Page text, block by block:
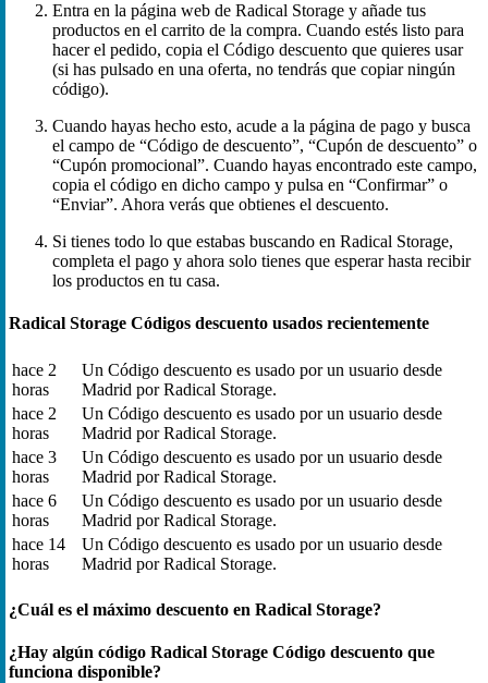
Entra en la página web de Radical Storage y añade tus
productos en el carrito de la compra. Cuando estés listo para
hacer el pedido, copia el Código descuento que quieres usar
(si has pulsado en una oferta, no tendrás que copiar ningún
código).
Cuando hayas hecho esto, acude a la página de pago y busca
el campo de “Código de descuento”, “Cupón de descuento” o
“Cupón promocional”. Cuando hayas encontrado este campo,
copia el código en dicho campo y pulsa en “Confirmar” o
“Enviar”. Ahora verás que obtienes el descuento.
Si tienes todo lo que estabas buscando en Radical Storage,
completa el pago y ahora solo tienes que esperar hasta recibir
los productos en tu casa.
Radical Storage Códigos descuento usados recientemente
hace 2
horas
Un Código descuento es usado por un usuario desde
Madrid por Radical Storage.
hace 2
horas
Un Código descuento es usado por un usuario desde
Madrid por Radical Storage.
hace 3
horas
Un Código descuento es usado por un usuario desde
Madrid por Radical Storage.
hace 6
horas
Un Código descuento es usado por un usuario desde
Madrid por Radical Storage.
hace 14
horas
Un Código descuento es usado por un usuario desde
Madrid por Radical Storage.
¿Cuál es el máximo descuento en Radical Storage?
¿Hay algún código Radical Storage Código descuento que
funciona disponible?